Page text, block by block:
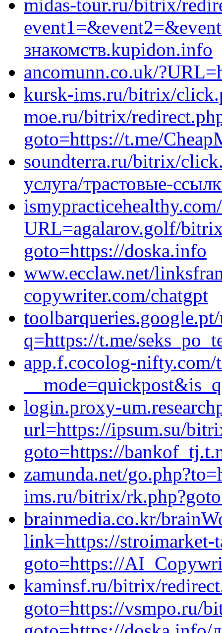
midas-tour.ru/bitrix/
знакомств.kupidon.info
ancomunn.co.uk/
kursk-ims.ru/bitrix/
moe.ru/bitrix/
goto=https://t.me/
soundterra.ru/bitrix/
услуга/трастовые-
URL=agalarov.golf/
goto=https://doska.info
www.ecclaw.net/
copywriter.com/chatgpt
q=https://t.me/
app.f.cocolog-nifty.com/
login.proxy-
url=https://ipsum.su/
goto=https://
zamunda.net/
ims.ru/bitrix/
brainmedia.co.kr/
link=https://stroimarket-
goto=https://
kaminsf.ru/bitrix/
goto=https://vsmpo.ru/